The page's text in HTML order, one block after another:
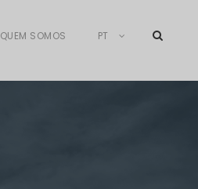
QUEM SOMOS PT